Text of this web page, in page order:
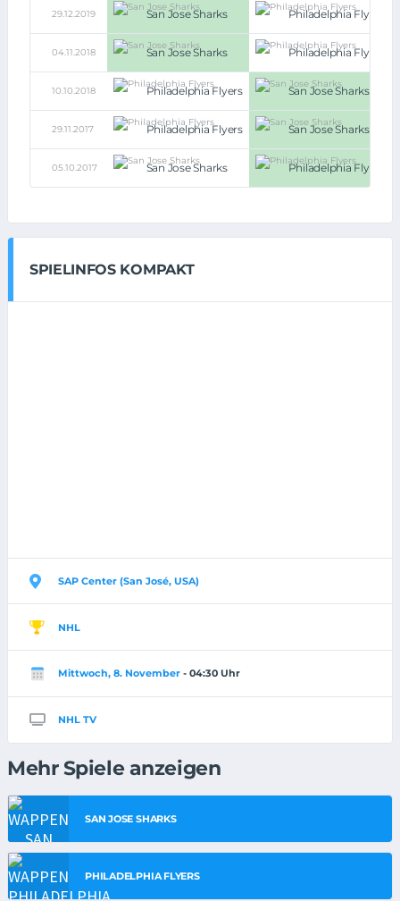
29.12.2019 San Jose Sharks Philadelphia Flyers
04.11.2018 San Jose Sharks Philadelphia Flyers
10.10.2018 Philadelphia Flyers San Jose Sharks
29.11.2017 Philadelphia Flyers San Jose Sharks
05.10.2017 San Jose Sharks Philadelphia Flyers
SPIELINFOS KOMPAKT
SAP Center (San José, USA)
NHL
Mittwoch, 8. November - 04:30 Uhr
NHL TV
Mehr Spiele anzeigen
SAN JOSE SHARKS
PHILADELPHIA FLYERS